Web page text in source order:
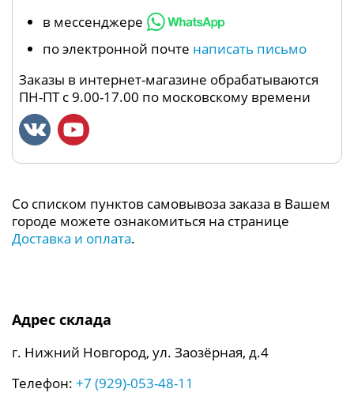
в мессенджере
по электронной почте написать письмо
Заказы в интернет-магазине обрабатываются
ПН-ПТ с 9.00-17.00 по московскому времени
Со списком пунктов самовывоза заказа в Вашем
городе можете ознакомиться на странице
Доставка и оплата.
Адрес склада
г. Нижний Новгород, ул. Заозёрная, д.4
Телефон: +7 (929)-053-48-11